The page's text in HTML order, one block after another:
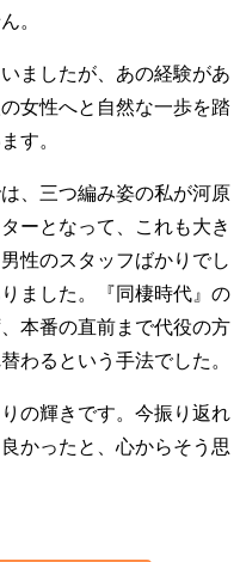
。
ましたが、あの経験があ
女性へと自然な一歩を踏
す。
、三つ編み姿の私が河原
ーとなって、これも大き
性のスタッフばかりでし
ました。『同棲時代』の
本番の直前まで代役の方
わるという手法でした。
の輝きです。今振り返れ
かったと、心からそう思